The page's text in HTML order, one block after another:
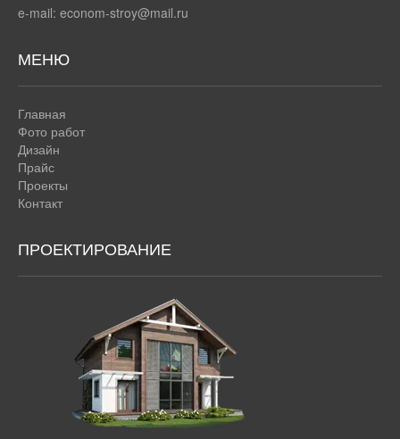
e-mail: econom-stroy@mail.ru
МЕНЮ
Главная
Фото работ
Дизайн
Прайс
Проекты
Контакт
ПРОЕКТИРОВАНИЕ